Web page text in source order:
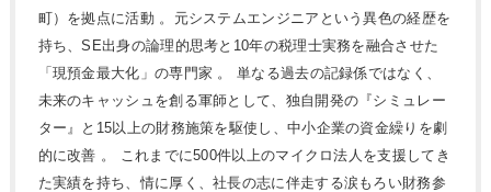
町）を拠点に活動 。元システムエンジニアという異色の経歴を
持ち、SE出身の論理的思考と10年の税理士実務を融合させた
「現預金最大化」の専門家 。 単なる過去の記録係ではなく、
未来のキャッシュを創る軍師として、独自開発の『シミュレー
ター』と15以上の財務施策を駆使し、中小企業の資金繰りを劇
的に改善 。 これまでに500件以上のマイクロ法人を支援してき
た実績を持ち、情に厚く、社長の志に伴走する涙もろい財務参